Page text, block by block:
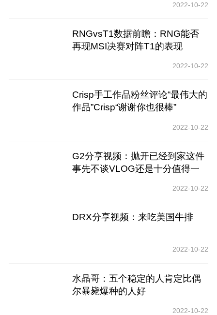
2022-10-22
RNGvsT1数据前瞻：RNG能否
再现MSI决赛对阵T1的表现
2022-10-22
Crisp手工作品粉丝评论“最伟大的
作品”Crisp“谢谢你也很棒”
2022-10-22
G2分享视频：抛开已经到家这件
事先不谈VLOG还是十分值得一
2022-10-22
DRX分享视频：来吃美国牛排
2022-10-22
水晶哥：五个稳定的人肯定比偶
尔暴毙爆种的人好
2022-10-22